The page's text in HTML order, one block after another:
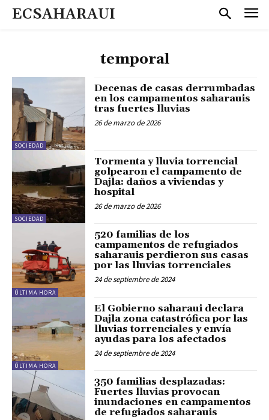
ECSAHARAUI
temporal
SOCIEDAD
Decenas de casas derrumbadas
en los campamentos saharauis
tras fuertes lluvias
26 de marzo de 2026
SOCIEDAD
Tormenta y lluvia torrencial
golpearon el campamento de
Dajla: daños a viviendas y
hospital
26 de marzo de 2026
ÚLTIMA HORA
520 familias de los
campamentos de refugiados
saharauis perdieron sus casas
por las lluvias torrenciales
24 de septiembre de 2024
ÚLTIMA HORA
El Gobierno saharaui declara
Dajla zona catastrófica por las
lluvias torrenciales y envía
ayudas para los afectados
24 de septiembre de 2024
350 familias desplazadas:
Fuertes lluvias provocan
inundaciones en campamentos
de refugiados saharauis